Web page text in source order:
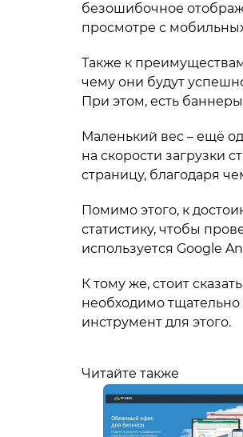
безошибочное
просмотре с
Также к
чему они будут
При этом, есть
Маленький вес – ещё
на скорости загрузки
страницу, благодаря
Помимо этого, к
статистику, чтобы
используется Google
К тому же, стоит
необходимо
инструмент для этого.
Читайте также